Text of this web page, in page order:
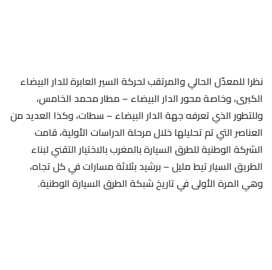
نظرا للمعدّل الحالي والمرتقب لحركة السير العابرة للدار البيضاء
الكبرى، وخاصة محور الدار البيضاء – مطار محمد الخامس،
وللتطور الذي تعرفه جهة الدار البيضاء – سطات، وكذا العديد من
العناصر التي تم تحليلها خلال مرحلة الدراسات الأولية، قامت
الشركة الوطنية للطرق السيارة بالمغرب بالاختيار التقني لبناء
الطريق السيار تيط مليل – برشيد بثلاثة مسارات في كل تجاه،
وهي المرة الأولى في تاريخ شبكة الطرق السيارة الوطنية.